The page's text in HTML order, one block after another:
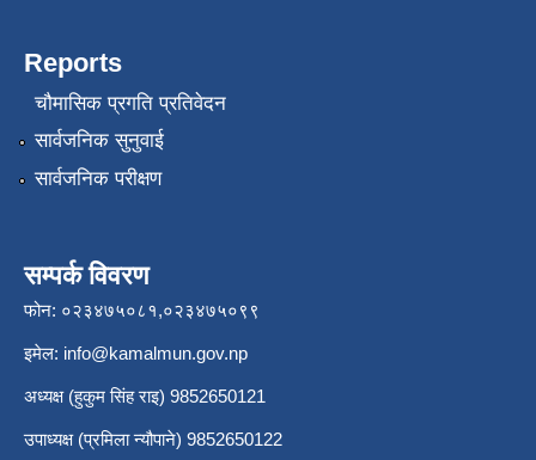
Reports
चौमासिक प्रगति प्रतिवेदन
सार्वजनिक सुनुवाई
सार्वजनिक परीक्षण
सम्पर्क विवरण
फोन: ०२३४७५०८१,०२३४७५०९९
इमेल: info@kamalmun.gov.np
अध्यक्ष (हुकुम सिंह राइ) 9852650121
उपाध्यक्ष (प्रमिला न्यौपाने) 9852650122